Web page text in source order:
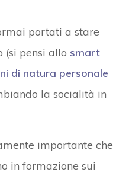
portati a stare
(si pensi allo smart
di natura personale
la socialità in
importante che
in formazione sui